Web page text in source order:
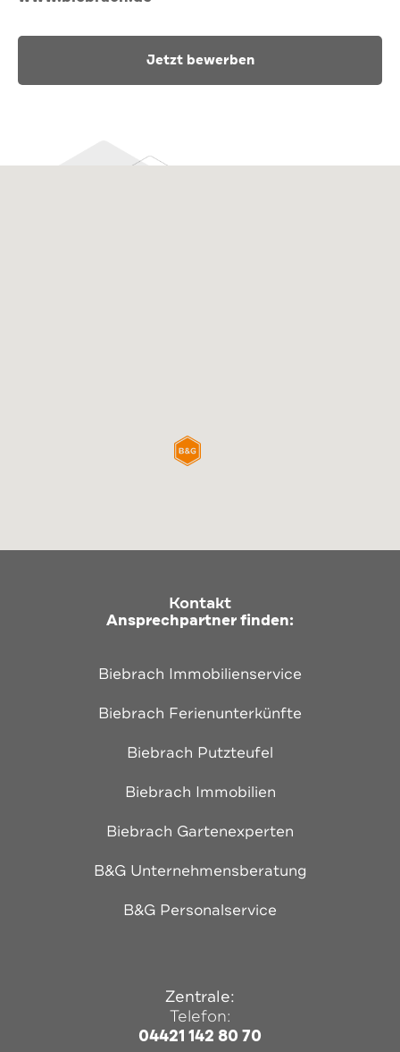
Jetzt bewerben
Kontakt
Ansprechpartner finden:
Biebrach Immobilienservice
Biebrach Ferienunterkünfte
Biebrach Putzteufel
Biebrach Immobilien
Biebrach Gartenexperten
B&G Unternehmensberatung
B&G Personalservice
Zentrale:
Telefon:
04421 142 80 70